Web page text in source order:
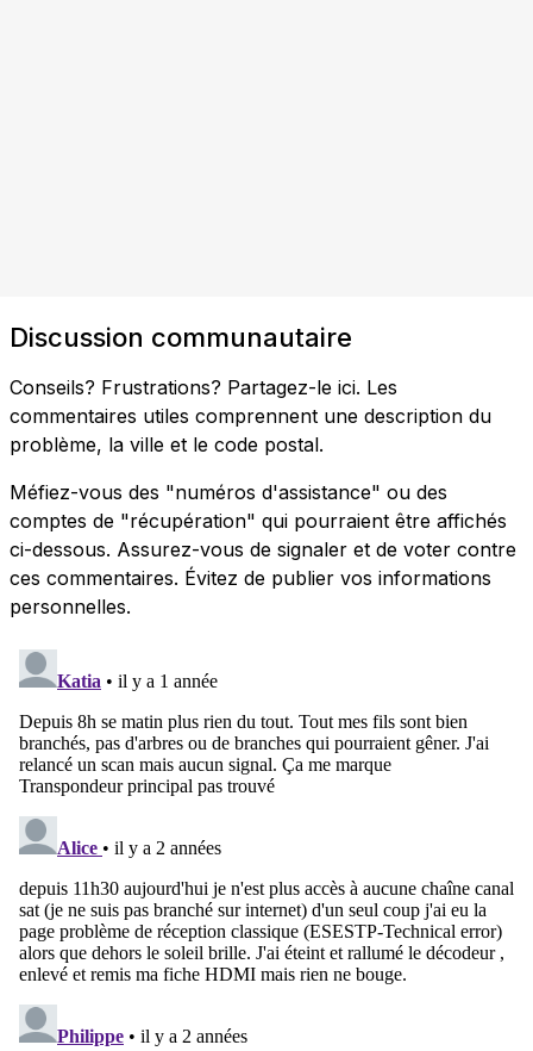
Discussion communautaire
Conseils? Frustrations? Partagez-le ici. Les
commentaires utiles comprennent une description du
problème, la ville et le code postal.
Méfiez-vous des "numéros d'assistance" ou des
comptes de "récupération" qui pourraient être affichés
ci-dessous. Assurez-vous de signaler et de voter contre
ces commentaires. Évitez de publier vos informations
personnelles.